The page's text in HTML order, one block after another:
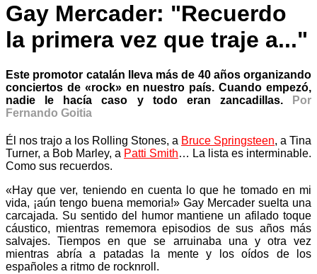
Gay Mercader: "Recuerdo
la primera vez que traje a..."
Este promotor catalán lleva más de 40 años organizando
conciertos de «rock» en nuestro país. Cuando empezó,
nadie le hacía caso y todo eran zancadillas.
Por
Fernando Goitia
Él nos trajo a los Rolling Stones, a Bruce Springsteen, a Tina
Turner, a Bob Marley, a Patti Smith… La lista es interminable.
Como sus recuerdos.
«Hay que ver, teniendo en cuenta lo que he tomado en mi
vida, ¡aún tengo buena memoria!» Gay Mercader suelta una
carcajada. Su sentido del humor mantiene un afilado toque
cáustico, mientras rememora episodios de sus años más
salvajes. Tiempos en que se arruinaba una y otra vez
mientras abría a patadas la mente y los oídos de los
españoles a ritmo de rocknroll.